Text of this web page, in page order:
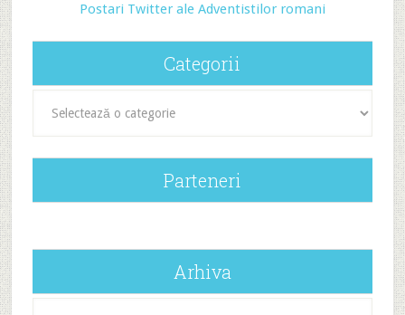
Postari Twitter ale Adventistilor romani
Categorii
Parteneri
Arhiva